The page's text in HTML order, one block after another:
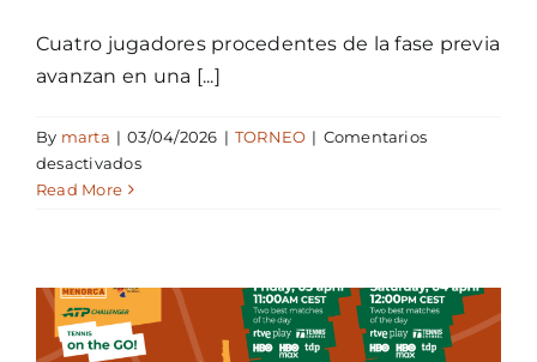
Cuatro jugadores procedentes de la fase previa
avanzan en una [...]
By marta | 03/04/2026 | TORNEO | Comentarios
desactivadosen
Challenger
100
eleva
Read More